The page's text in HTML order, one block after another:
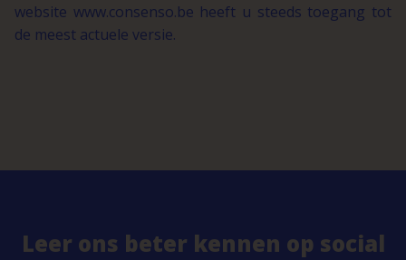
website www.consenso.be heeft u steeds toegang tot
de meest actuele versie.
Leer ons beter kennen op social